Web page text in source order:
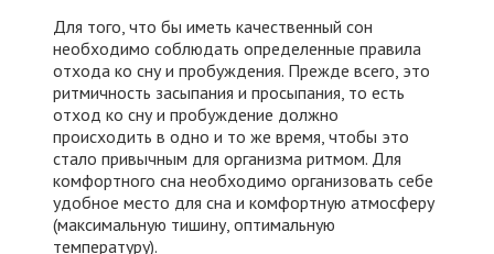
Для того, что бы иметь качественный сон
необходимо соблюдать определенные правила
отхода ко сну и пробуждения. Прежде всего, это
ритмичность засыпания и просыпания, то есть
отход ко сну и пробуждение должно
происходить в одно и то же время, чтобы это
стало привычным для организма ритмом. Для
комфортного сна необходимо организовать себе
удобное место для сна и комфортную атмосферу
(максимальную тишину, оптимальную
температуру).